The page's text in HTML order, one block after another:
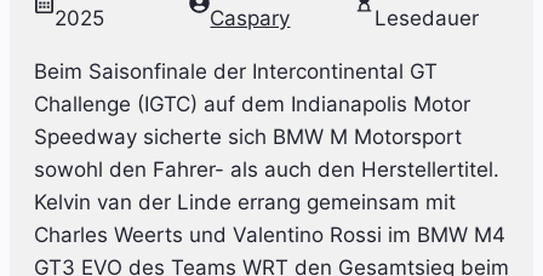
2025
Caspary
Lesedauer
Beim Saisonfinale der Intercontinental GT
Challenge (IGTC) auf dem Indianapolis Motor
Speedway sicherte sich BMW M Motorsport
sowohl den Fahrer- als auch den Herstellertitel.
Kelvin van der Linde errang gemeinsam mit
Charles Weerts und Valentino Rossi im BMW M4
GT3 EVO des Teams WRT den Gesamtsieg beim